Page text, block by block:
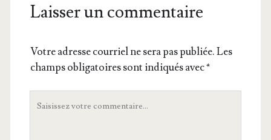
Laisser un commentaire
Votre adresse courriel ne sera pas publiée.Les
champs obligatoires sont indiqués avec*